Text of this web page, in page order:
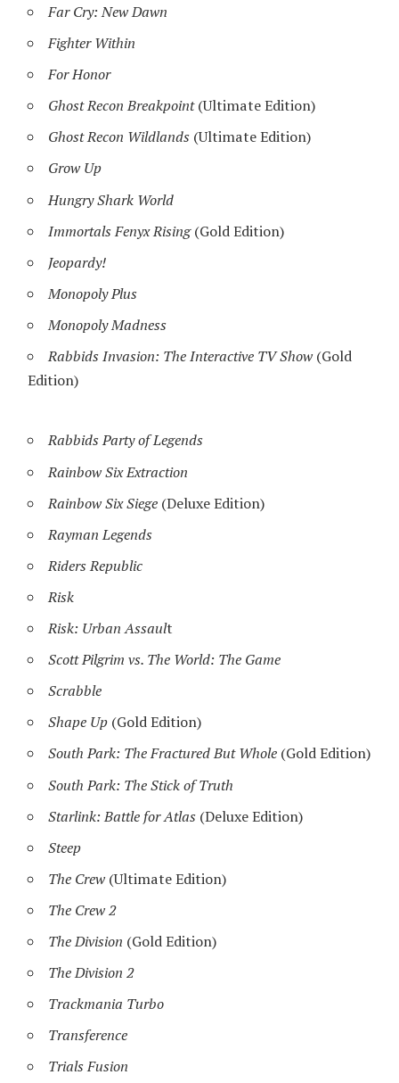
Far Cry: New Dawn
Fighter Within
For Honor
Ghost Recon Breakpoint(Ultimate Edition)
Ghost Recon Wildlands (Ultimate Edition)
Grow Up
Hungry Shark World
Immortals Fenyx Rising(Gold Edition)
Jeopardy!
Monopoly Plus
Monopoly Madness
Rabbids Invasion: The Interactive TV Show(Gold
Edition)
Rabbids Party of Legends
Rainbow Six Extraction
Rainbow Six Siege (Deluxe Edition)
Rayman Legends
Riders Republic
Risk
Risk: Urban Assault
Scott Pilgrim vs. The World: The Game
Scrabble
Shape Up (Gold Edition)
South Park: The Fractured But Whole (Gold Edition)
South Park: The Stick of Truth
Starlink: Battle for Atlas (Deluxe Edition)
Steep
The Crew(Ultimate Edition)
The Crew 2
The Division (Gold Edition)
The Division 2
Trackmania Turbo
Transference
Trials Fusion